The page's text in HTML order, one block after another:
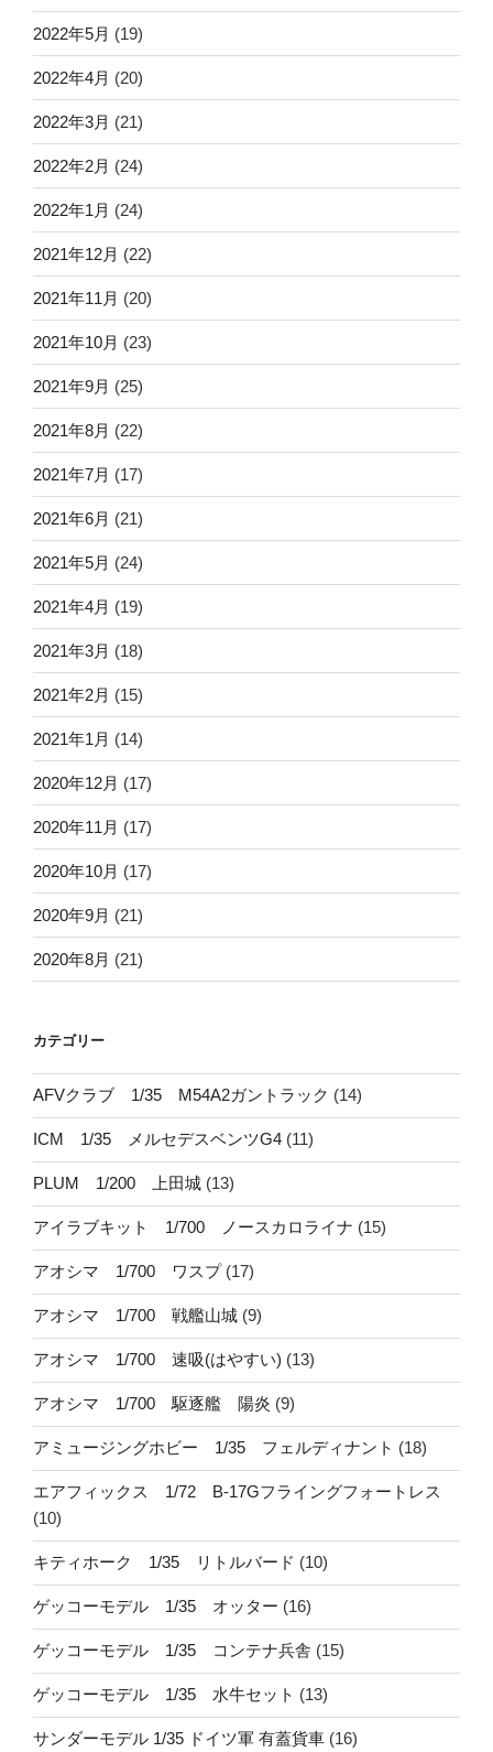
2022年5月 (19)
2022年4月 (20)
2022年3月 (21)
2022年2月 (24)
2022年1月 (24)
2021年12月 (22)
2021年11月 (20)
2021年10月 (23)
2021年9月 (25)
2021年8月 (22)
2021年7月 (17)
2021年6月 (21)
2021年5月 (24)
2021年4月 (19)
2021年3月 (18)
2021年2月 (15)
2021年1月 (14)
2020年12月 (17)
2020年11月 (17)
2020年10月 (17)
2020年9月 (21)
2020年8月 (21)
カテゴリー
AFVクラブ 1/35 M54A2ガントラック (14)
ICM 1/35 メルセデスベンツG4 (11)
PLUM 1/200 上田城 (13)
アイラブキット 1/700 ノースカロライナ (15)
アオシマ 1/700 ワスプ(17)
アオシマ 1/700 戦艦山城 (9)
アオシマ 1/700 速吸(はやすい) (13)
アオシマ 1/700 駆逐艦 陽炎 (9)
アミュージングホビー 1/35 フェルディナント (18)
エアフィックス 1/72 B-17Gフライングフォートレス
(10)
キティホーク 1/35 リトルバード (10)
ゲッコーモデル 1/35 オッター (16)
ゲッコーモデル 1/35 コンテナ兵舎 (15)
ゲッコーモデル 1/35 水牛セット (13)
サンダーモデル 1/35 ドイツ軍 有蓋貨車 (16)